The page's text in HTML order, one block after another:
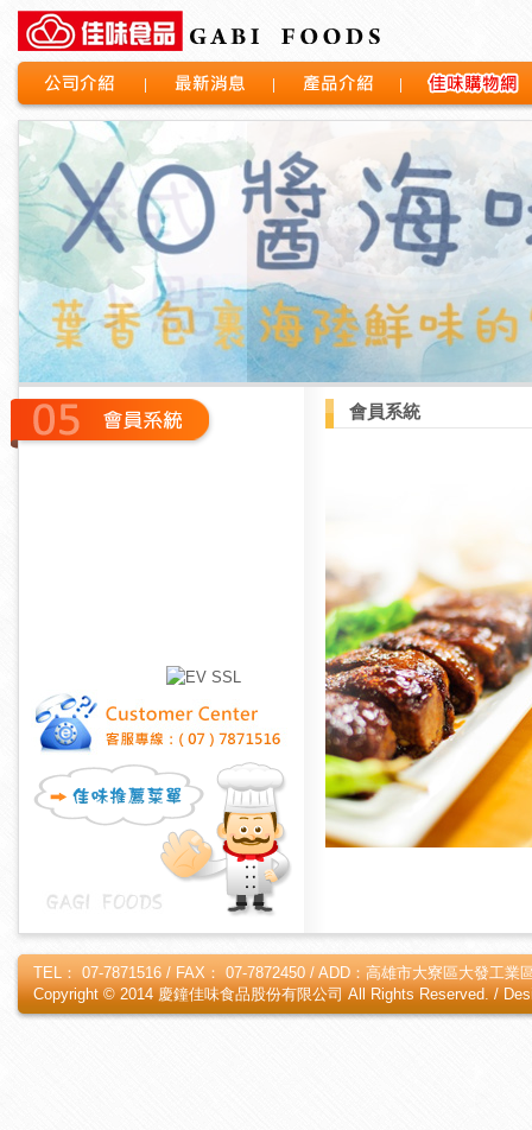
公司介紹 最新消息 產品介紹 佳味購物網
會員系統
TEL： 07-7871516 / FAX： 07-7872450 / ADD：高雄市大寮區大發工業
Copyright © 2014 慶鐘佳味食品股份有限公司 All Rights Reserved. /